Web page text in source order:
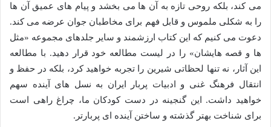
می کند، بلکه روحی تازه به آن ها می بخشد و پیام های عمیق آن ها
را به شکلی ملموس و قابل فهم برای مخاطبان جوان عرضه می کند.
دعوت می کنیم که این کتاب ارزشمند و سایر جلدهای مجموعه «مثل
ها و قصه هایشان» را در لیست مطالعه خود قرار دهید. با مطالعه
این آثار، نه تنها لحظاتی شیرین را تجربه خواهید کرد، بلکه در حفظ و
انتقال فرهنگ غنی و ادبیات پربار ایران به نسل های آینده سهم
خواهید داشت. این گنجینه در دست کودکان ما، چراغ راهی است
برای شناخت بهتر گذشته و ساختن آینده ای پربارتر.